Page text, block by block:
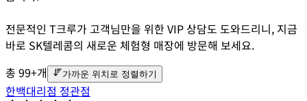
전문적인 T크루가 고객님만을 위한 VIP 상담도 도와드리니, 지금
바로 SK텔레콤의 새로운 체험형 매장에 방문해 보세요.
총 99+개 가까운 위치로 정렬하기
한백대리점 정관점